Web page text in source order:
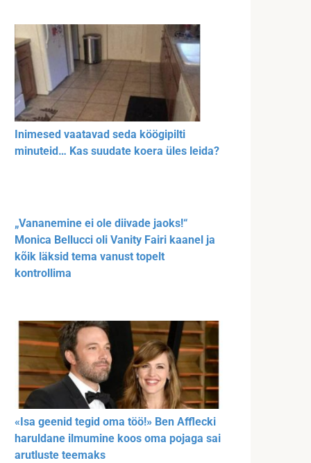
Inimesed vaatavad seda köögipilti
minuteid… Kas suudate koera üles leida?
„Vananemine ei ole diivade jaoks!“
Monica Bellucci oli Vanity Fairi kaanel ja
kõik läksid tema vanust topelt
kontrollima
«Isa geenid tegid oma töö!» Ben Afflecki
haruldane ilmumine koos oma pojaga sai
arutluste teemaks